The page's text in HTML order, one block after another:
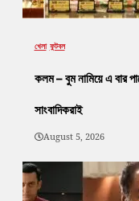
খেলা ফুটবল
কলম – বুম নামিয়ে এ বার
সাংবাদিকরাই
August 5, 2026